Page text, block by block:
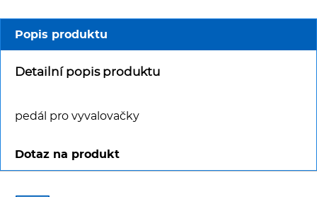
Multifunkce - speciály
Popis produktu
Detailní popis produktu
pedál pro vyvalovačky
Dotaz na produkt